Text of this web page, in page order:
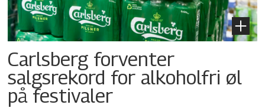
Carlsberg forventer
salgsrekord for alkoholfri øl
på festivaler